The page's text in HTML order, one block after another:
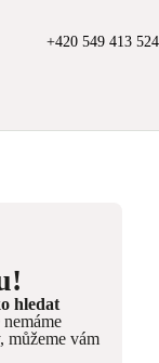
+420 549 413 524
hledat
můžeme vám